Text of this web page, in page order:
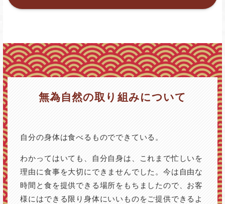
無為自然の取り組みについて
自分の身体は食べるものでできている。
わかってはいても、自分自身は、これまで忙しいを
理由に食事を大切にできませんでした。今は自由な
時間と食を提供できる場所をもちましたので、お客
様にはできる限り身体にいいものをご提供できるよ